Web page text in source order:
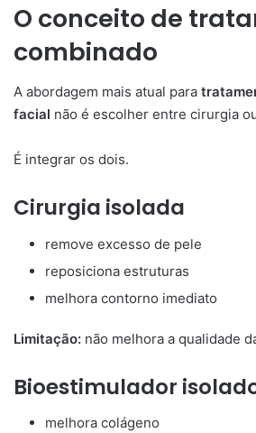
O conceito de
combinado
A abordagem mais atual para
facial não é escolher entre cirurgia
É integrar os dois.
Cirurgia isolada
remove excesso de pele
reposiciona estruturas
melhora contorno imediato
Limitação: não melhora a qualidade
Bioestimulador
melhora colágeno